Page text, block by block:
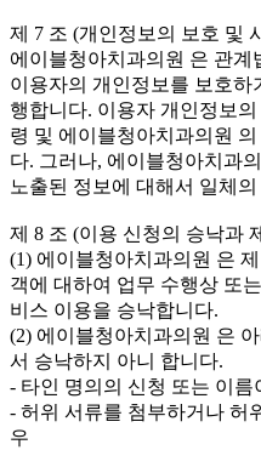
제 7 조 (개인정보의 보호 및
에이블청아치과의원 은 관
이용자의 개인정보를 보호하
행합니다. 이용자 개인정보
령 및 에이블청아치과의원
다. 그러나, 에이블청아치과
노출된 정보에 대해서 일체
제 8 조 (이용 신청의 승낙과
(1) 에이블청아치과의원 은
객에 대하여 업무 수행상 또
비스 이용을 승낙합니다.
(2) 에이블청아치과의원 은
서 승낙하지 아니 합니다.
- 타인 명의의 신청 또는 이름
- 허위 서류를 첨부하거나 허
우